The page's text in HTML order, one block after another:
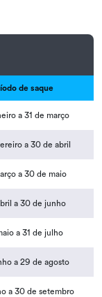
de saque
a 31 de março
a 30 de abril
a 30 de maio
a 30 de junho
a 31 de julho
a 29 de agosto
a 30 de setembro